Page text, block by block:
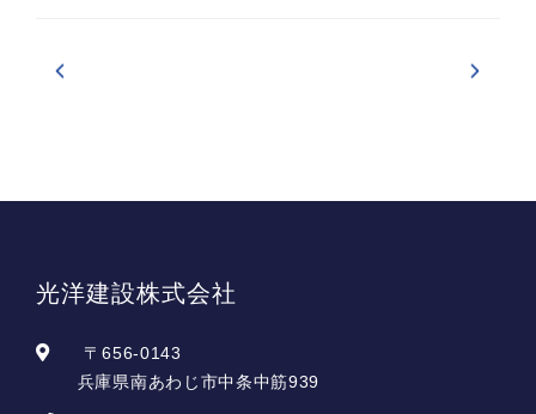
光洋建設株式会社
〒656-0143
兵庫県南あわじ市中条中筋939